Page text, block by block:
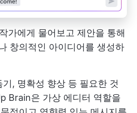
가에게 물어보고 제안을 통해
창의적인 아이디어를 생성하
, 명확성 향상 등 필요한 것
Brain은 가상 에디터 역할을